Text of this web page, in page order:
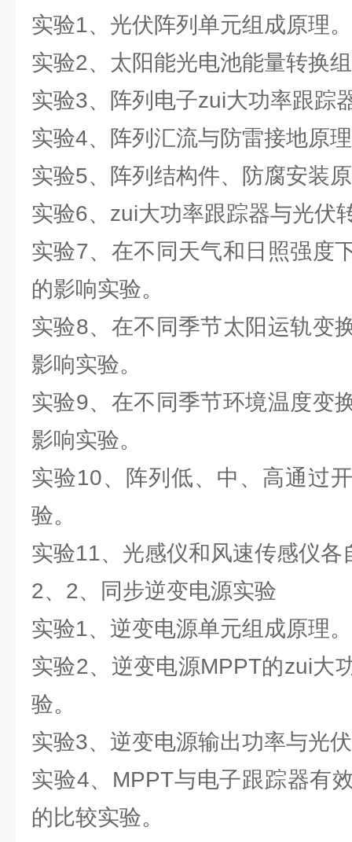
实验1、光伏阵列单元组成原理。
实验2、太阳能光电池能量转换
实验3、阵列电子zui大功率跟踪
实验4、阵列汇流与防雷接地原
实验5、阵列结构件、防腐安装
实验6、zui大功率跟踪器与光伏
实验7、在不同天气和日照强度
的影响实验。
实验8、在不同季节太阳运轨变
影响实验。
实验9、在不同季节环境温度变
影响实验。
实验10、阵列低、中、高通过
验。
实验11、光感仪和风速传感仪各
2、2、同步逆变电源实验
实验1、逆变电源单元组成原理。
实验2、逆变电源MPPT的zui大
验。
实验3、逆变电源输出功率与光
实验4、MPPT与电子跟踪器有
的比较实验。